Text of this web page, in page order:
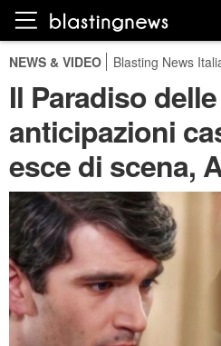
NEWS & VIDEO Blasting News
Il Paradiso
anticipazioni
esce di scena,